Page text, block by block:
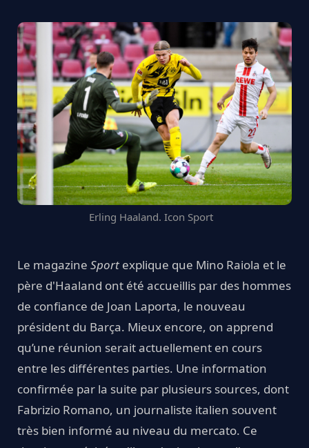
Erling Haaland. Icon Sport
Le magazine Sport explique que Mino Raiola et le
père d'Haaland ont été accueillis par des hommes
de confiance de Joan Laporta, le nouveau
président du Barça. Mieux encore, on apprend
qu’une réunion serait actuellement en cours
entre les différentes parties. Une information
confirmée par la suite par plusieurs sources, dont
Fabrizio Romano, un journaliste italien souvent
très bien informé au niveau du mercato. Ce